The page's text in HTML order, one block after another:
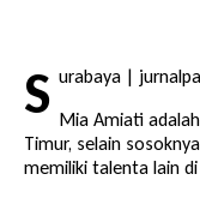
S urabaya |
Mia Amiati
Timur, selain
memiliki talenta lain